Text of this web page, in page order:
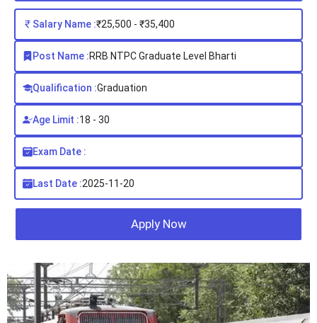
Salary Name :₹25,500 - ₹35,400
Post Name :RRB NTPC Graduate Level Bharti
Qualification :Graduation
Age Limit :18 - 30
Exam Date :
Last Date :2025-11-20
Apply Now